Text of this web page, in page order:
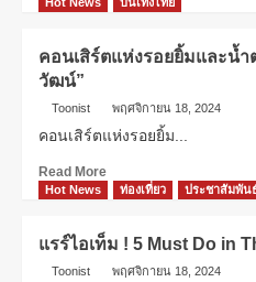
คอนเสิร์ตแห่งรอยยิ้มและน้
วัฒน์”
Toonist พฤศจิกายน 18, 2024
คอนเสิร์ตแห่งรอยยิ้ม...
Read More
Hot News ท่องเที่ยว ประชาสัมพัน
แรร์ไอเท็ม ! 5 Must Do in
Toonist พฤศจิกายน 18, 2024